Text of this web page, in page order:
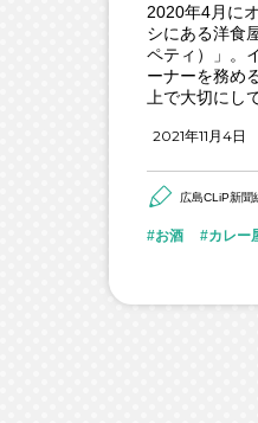
2020年4月に
シにある洋食
ペティ）」。
ーナーを務め
上で大切にし
2021年11月4日
広島CLiP新聞
お酒 カレー